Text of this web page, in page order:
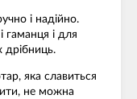
і надійно.
гаманця і для
дрібниць.
яка славиться
не можна